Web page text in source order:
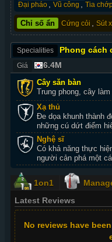
Đại pháo Vũ công Tia
Chỉ số ẩn Cứng cỏi Sút
Specialities Phong cách
Giá 6.4M
Cây săn bàn
Trung phong, cây
Xạ thủ
Đe dọa khunh thành
những cú dứt điểm
Nghệ sĩ
Có khả năng thực
người cản phá một
1on1
Latest Reviews
No reviews have